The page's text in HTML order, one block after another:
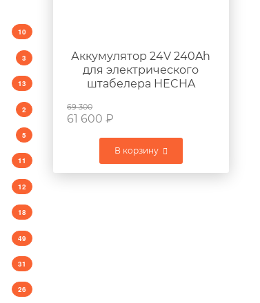
Аккумулятор 24V 240Ah
для электрического
штабелера HECHA
69 300
61 600 ₽
В корзину
10
3
13
2
5
11
12
18
49
31
26